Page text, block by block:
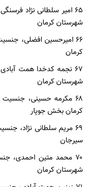
شهرستان کرمان
کرمان
شهرستان کرمان
کرمان بخش جوپار
سیرجان
شهرستان کرمان